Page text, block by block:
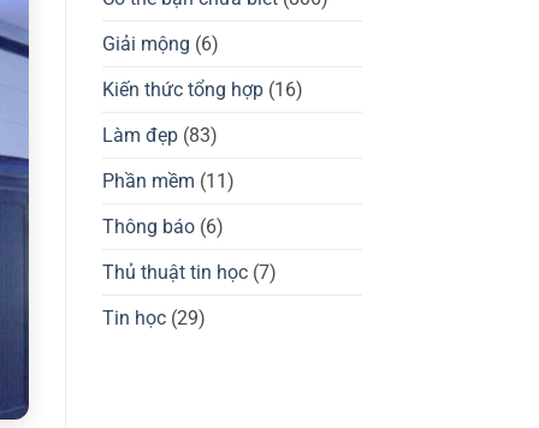
có
nước
Đánh
giá
gaming
Waizowl
Pro,
Cloud
Giải mộng (6)
Kiến thức tổng hợp(16)
Làm đẹp(83)
Phần mềm (11)
Thông báo(6)
Thủ thuật tin học(7)
Tin học(29)